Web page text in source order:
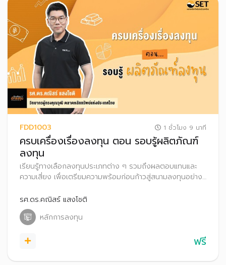
FDD1003 1 ชั่วโมง 9 นาที
ครบเครื่องเรื่องลงทุน ตอน รอบรู้ผลิตภัณฑ์
ลงทุน
เรียนรู้ทางเลือกลงทุนประเภทต่าง ๆ รวมถึงผลตอบแทนและ
ความเสี่ยง เพื่อเตรียมความพร้อมก่อนก้าวสู่สนามลงทุนอย่าง
รศ.ดร.คณิสร์ แสงโชติ
หลักการลงทุน
ฟรี